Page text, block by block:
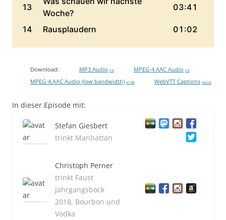
Download: MP3 Audio 0 B MPEG-4 AAC Audio 0 B
MPEG-4 AAC Audio (low bandwidth) 47 MB WebVTT Captions 169 KB
In dieser Episode mit:
Stefan Giesbert
trinkt Manhattan
Christoph Perner
trinkt Faust
Jahrgangsbock
2018, Bourbon und
Vodka